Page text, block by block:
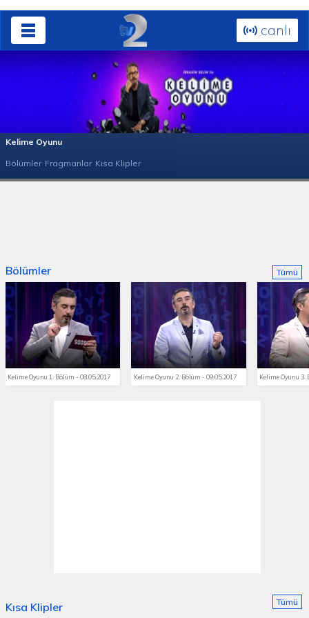
canlı
Kelime Oyunu
Bölümler Fragmanlar Kısa Klipler
Bölümler
Kelime Oyunu 1. Bölüm - 08.05.2017 Kelime Oyunu 2. Bölüm - 09.05.2017 Kelime Oyunu 3.
Tümü
Kısa Klipler Tümü